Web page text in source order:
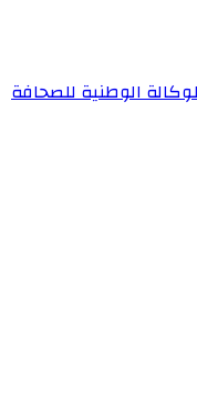
الوطنية للصحافة